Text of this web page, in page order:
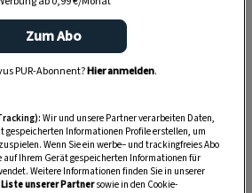
Zum Abo
PUR-Abonnent?Hier anmelden.
Wir und unsere Partner verarbeiten Daten,
Informationen Profile erstellen, um
Wenn Sie ein werbe– und trackingfreies Abo
auf Ihrem Gerät gespeicherten Informationen für
Weitere Informationen finden Sie in unserer
Liste unserer Partnersowie in den Cookie-